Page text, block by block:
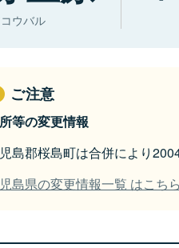
ウバル
ご注意
等の変更情報
島郡桜島町は合併により
島県の変更情報一覧 はこちら